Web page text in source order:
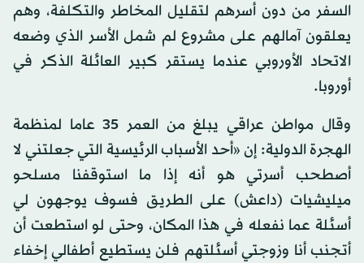
السفر من دون أسرهم لتقليل المخاطر والتكلفة، وهم
يعلقون آمالهم على مشروع لم شمل الأسر الذي وضعه
الاتحاد الأوروبي عندما يستقر كبير العائلة الذكر في
أوروبا.
وقال مواطن عراقي يبلغ من العمر 35 عاما لمنظمة
الهجرة الدولية: إن «أحد الأسباب الرئيسية التي جعلتني لا
أصطحب أسرتي هو أنه إذا ما استوقفنا مسلحو
ميليشيات (داعش) على الطريق فسوف يوجهون لي
أسئلة عما نفعله في هذا المكان، وحتى لو استطعت أن
أتجنب أنا وزوجتي أسئلتهم فلن يستطيع أطفالي إخفاء